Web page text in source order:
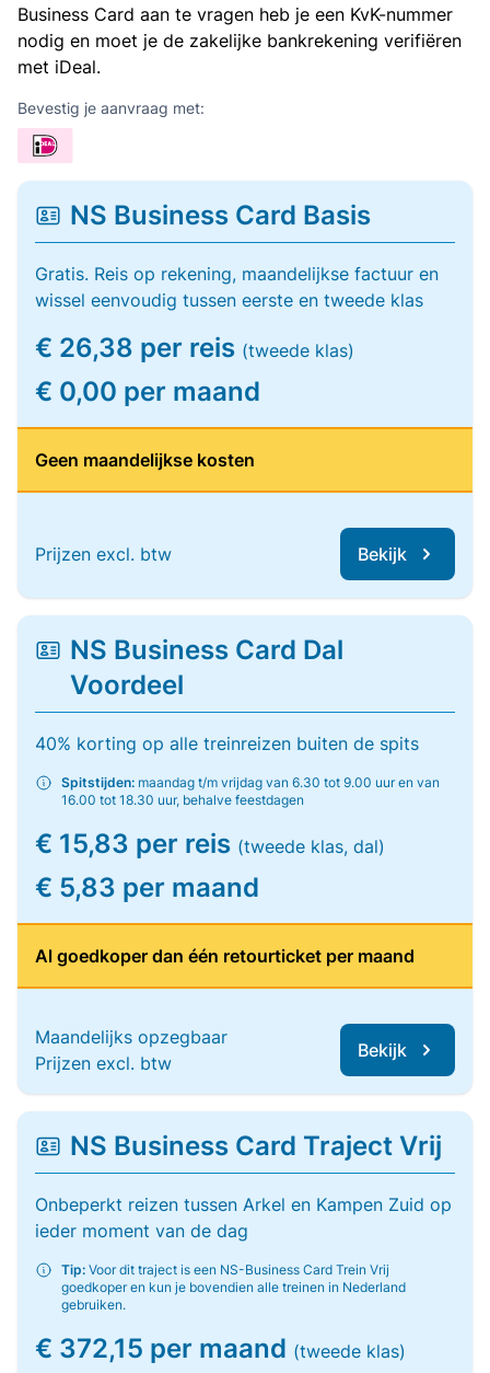
Business Card aan te vragen heb je een KvK-nummer
nodig en moet je de zakelijke bankrekening verifiëren
met iDeal.
Bevestig je aanvraag met:
NS Business Card Basis
Gratis. Reis op rekening, maandelijkse factuur en
wissel eenvoudig tussen eerste en tweede klas
€ 26,38 per reis (tweede klas)
€ 0,00 per maand
Geen maandelijkse kosten
Prijzen excl. btw Bekijk
NS Business Card Dal
Voordeel
40% korting op alle treinreizen buiten de spits
Spitstijden: maandag t/m vrijdag van 6.30 tot 9.00 uur en van
16.00 tot 18.30 uur, behalve feestdagen
€ 15,83 per reis (tweede klas, dal)
€ 5,83 per maand
Al goedkoper dan één retourticket per maand
Maandelijks opzegbaar
Prijzen excl. btw
Bekijk
NS Business Card Traject Vrij
Onbeperkt reizen tussen Arkel en Kampen Zuid op
ieder moment van de dag
Tip: Voor dit traject is een NS-Business Card Trein Vrij
goedkoper en kun je bovendien alle treinen in Nederland
gebruiken.
€ 372,15 per maand (tweede klas)